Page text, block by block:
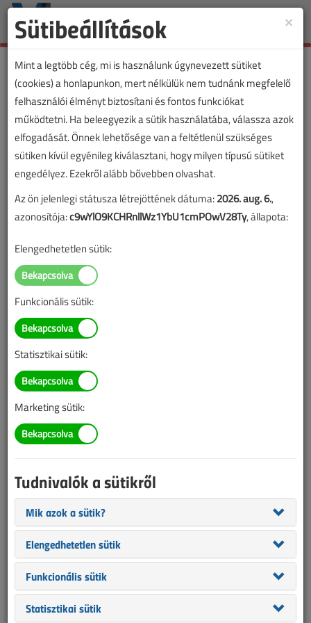
Toggle
Változás a villamossági
szerelvények jelölésében
2020. július 14. |
Az alábbi tartalom archív, 6 éve frissült utoljára. A cikkben szereplő
információk mára aktualitásukat veszíthették, valamint a tartalom
helyenként hiányos lehet (képek, táblázatok stb.).
×
Sütibeállítások
Mint a legtöbb cég, mi is használunk úgynevezett sütiket
(cookies) a honlapunkon, mert nélkülük nem tudnánk megfelelő
felhasználói élményt biztosítani és fontos funkciókat
működtetni. Ha beleegyezik a sütik használatába, válassza azok
elfogadását. Önnek lehetősége van a feltétlenül szükséges
sütiken kívül egyénileg kiválasztani, hogy milyen típusú sütiket
engedélyez. Ezekről alább bővebben olvashat.
Az ön jelenlegi státusza létrejöttének dátuma:2026. aug. 6.,
azonosítója:c9wYlO9KCHRnllWz1YbU1cmPOwV28Ty, állapota:
Elengedhetetlen sütik:
Funkcionális sütik:
Statisztikai sütik:
Marketing sütik:
Tudnivalók a sütikről
Mik azok a sütik?
Elengedhetetlen sütik
Funkcionális sütik
Statisztikai sütik